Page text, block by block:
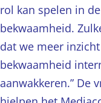
rol kan spelen in
bekwaamheid.
dat we meer
bekwaamheid
aanwakkeren.” De